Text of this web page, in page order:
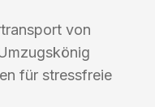
von
für stressfreie